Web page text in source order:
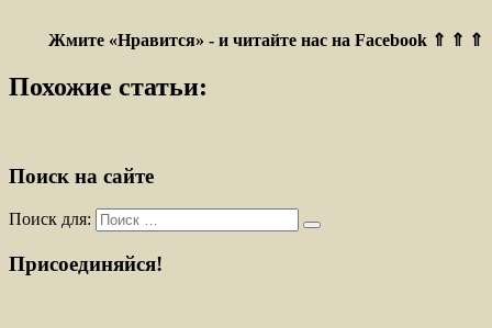
Жмите «Нравится» - и читайте нас на Facebook ⇑ ⇑ ⇑
Похожие статьи:
Поиск на сайте
Поиск для:
Присоединяйся!